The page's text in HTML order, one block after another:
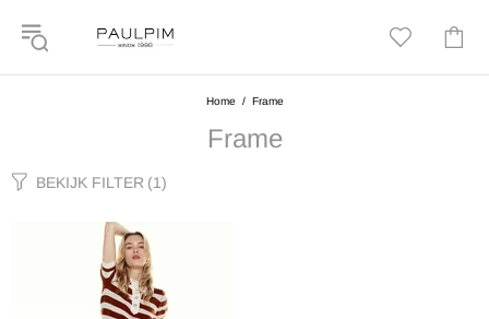
Home Frame
Frame
BEKIJK FILTER (1)